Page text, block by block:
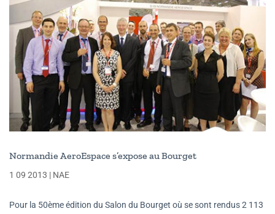
Normandie AeroEspace s’expose au Bourget
1 09 2013 | NAE
Pour la 50ème édition du Salon du Bourget où se sont rendus 2 113